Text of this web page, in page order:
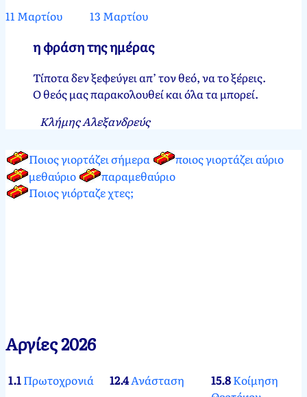
2012
Μαρτίου,
11 Μαρτίου 13 Μαρτίου
η φράση της ημέρας
Τίποτα δεν ξεφεύγει απ’ τον θεό, να το ξέρεις.
Ο θεός μας παρακολουθεί και όλα τα μπορεί.
Κλήμης Αλεξανδρεύς
Ποιος γιορτάζει σήμερα
ποιος γιορτάζει αύριο
μεθαύριο
παραμεθαύριο
Ποιος γιόρταζε χτες;
Αργίες 2026
1.1Πρωτοχρονιά
12.4Ανάσταση
15.8Κοίμηση